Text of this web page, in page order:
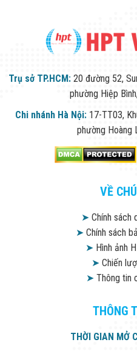
Trụ sở TP.HCM: 20 đường 52,
phường Hiệp
Chi nhánh Hà Nội: 17-TT03,
phường Hoàng
VỀ
➤Chính sách
➤Chính sách
➤ Hình ảnh
➤Chiến
➤Thông tin
THÔNG
THỜI GIAN MỞ